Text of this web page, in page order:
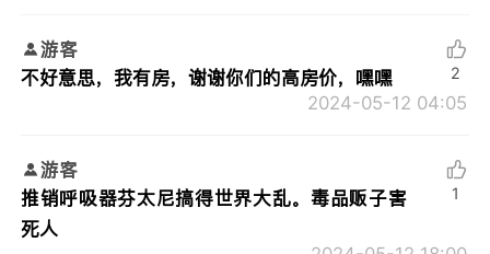
游客
不好意思，我有房，谢谢你们的高房价，嘿嘿
2024-05-12 04:05
2
游客
推销呼吸器芬太尼搞得世界大乱。毒品贩子害
死人
1